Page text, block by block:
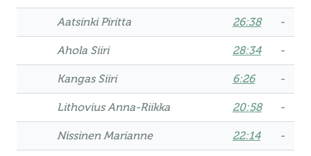
Aatsinki Piritta 26:38 -
Ahola Siiri 28:34 -
Kangas Siiri 6:26 -
Lithovius Anna-Riikka 20:58 -
Nissinen Marianne 22:14 -